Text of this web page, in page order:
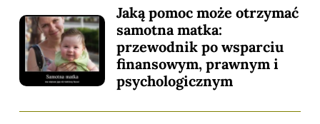
Jaką pomoc może otrzymać
samotna matka:
przewodnik po wsparciu
finansowym, prawnym i
psychologicznym